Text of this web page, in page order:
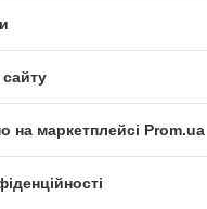
на маркетплейсі Prom.ua